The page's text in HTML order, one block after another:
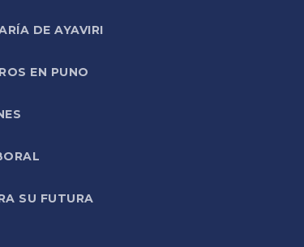
DE AYAVIRI
EN PUNO
SU FUTURA